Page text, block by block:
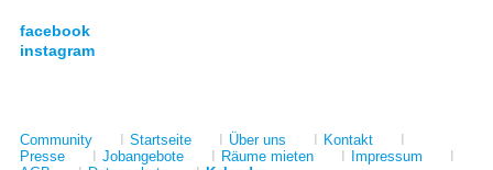
facebook
instagram
Community I Startseite I Über uns I Kontakt
I
Presse
I Jobangebote I Räume mieten I Impressum
I